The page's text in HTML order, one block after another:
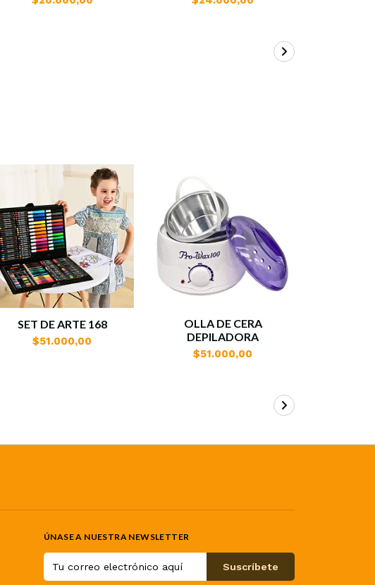
SET DE ARTE 168
$51.000,00
OLLA DE CERA
DEPILADORA
$51.000,00
ÚNASE A NUESTRA NEWSLETTER